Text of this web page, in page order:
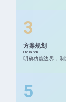
3
方案规划
Pre-launch
明确功能边界，制
5